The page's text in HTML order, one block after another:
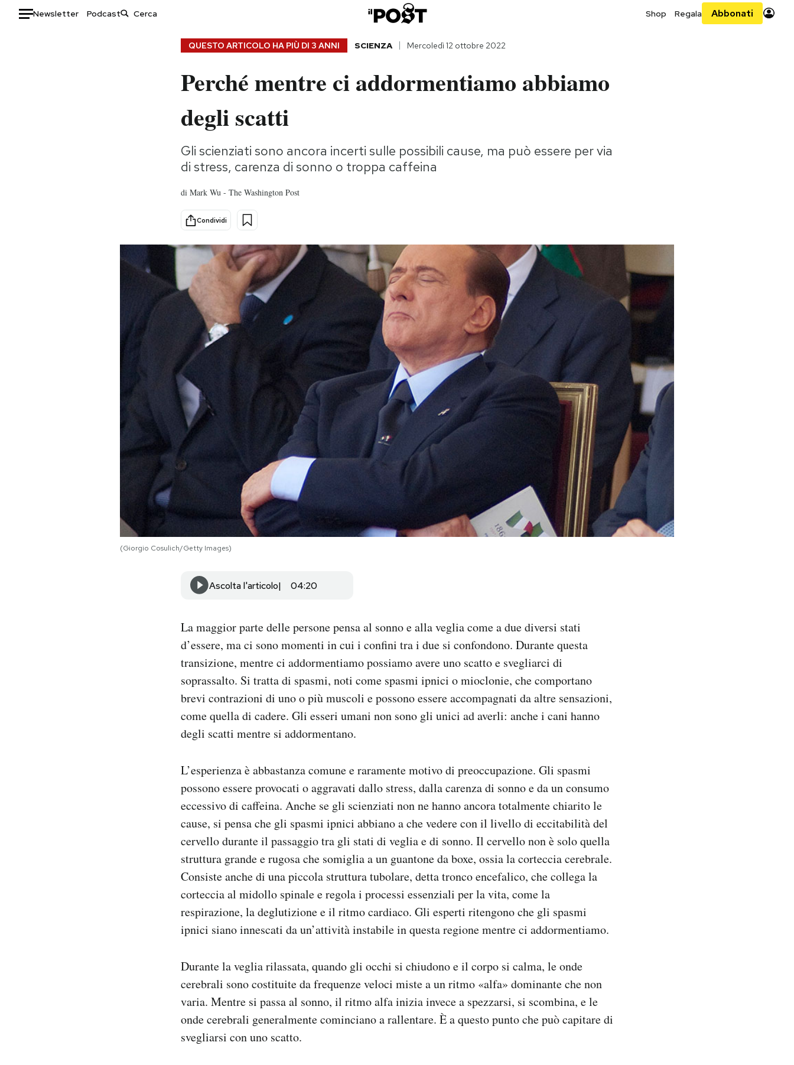
Newsletter Podcast Shop Regala Abbonati
Storie/Idee
Ok Boomer!
QUESTO ARTICOLO HA PIÙ DI 3 ANNI SCIENZA Mercoledì 12 ottobre 2022
Perché mentre ci addormentiamo abbiamo
degli scatti
Gli scienziati sono ancora incerti sulle possibili cause, ma può essere per via
di stress, carenza di sonno o troppa caffeina
di Mark Wu - The Washington Post
Condividi
(Giorgio Cosulich/Getty Images)
Ascolta l'articolo 04:20
La maggior parte delle persone pensa al sonno e alla veglia come a due diversi stati
d’essere, ma ci sono momenti in cui i confini tra i due si confondono. Durante questa
transizione, mentre ci addormentiamo possiamo avere uno scatto e svegliarci di
soprassalto. Si tratta di spasmi, noti come spasmi ipnici o mioclonie, che comportano
brevi contrazioni di uno o più muscoli e possono essere accompagnati da altre sensazioni,
come quella di cadere. Gli esseri umani non sono gli unici ad averli: anche i cani hanno
degli scatti mentre si addormentano.
L’esperienza è abbastanza comune e raramente motivo di preoccupazione. Gli spasmi
possono essere provocati o aggravati dallo stress, dalla carenza di sonno e da un consumo
eccessivo di caffeina. Anche se gli scienziati non ne hanno ancora totalmente chiarito le
cause, si pensa che gli spasmi ipnici abbiano a che vedere con il livello di eccitabilità del
cervello durante il passaggio tra gli stati di veglia e di sonno. Il cervello non è solo quella
struttura grande e rugosa che somiglia a un guantone da boxe, ossia la corteccia cerebrale.
Consiste anche di una piccola struttura tubolare, detta tronco encefalico, che collega la
corteccia al midollo spinale e regola i processi essenziali per la vita, come la
respirazione, la deglutizione e il ritmo cardiaco. Gli esperti ritengono che gli spasmi
ipnici siano innescati da un’attività instabile in questa regione mentre ci addormentiamo.
Durante la veglia rilassata, quando gli occhi si chiudono e il corpo si calma, le onde
cerebrali sono costituite da frequenze veloci miste a un ritmo «alfa» dominante che non
varia. Mentre si passa al sonno, il ritmo alfa inizia invece a spezzarsi, si scombina, e le
onde cerebrali generalmente cominciano a rallentare. È a questo punto che può capitare di
svegliarsi con uno scatto.